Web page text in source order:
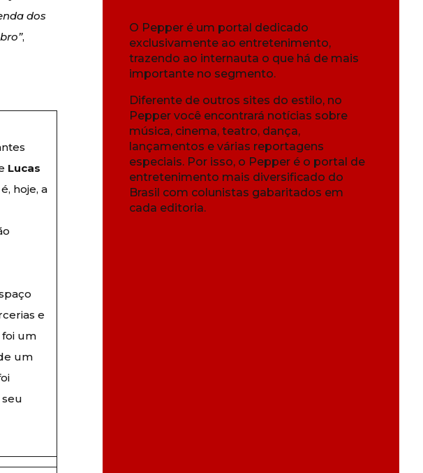
dos
,
Lucas
hoje, a
e
foi um
um
O Pepper é um portal dedicado
exclusivamente ao entretenimento,
trazendo ao internauta o que há de mais
importante no segmento.
Diferente de outros sites do estilo, no
Pepper você encontrará notícias sobre
música, cinema, teatro, dança,
lançamentos e várias reportagens
especiais. Por isso, o Pepper é o portal de
entretenimento mais diversificado do
Brasil com colunistas gabaritados em
cada editoria.